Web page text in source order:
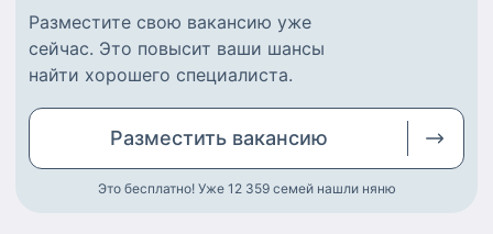
Разместите свою вакансию уже
сейчас. Это повысит ваши шансы
найти хорошего специалиста.
Разместить вакансию
Это бесплатно! Уже 12 359 семей нашли няню